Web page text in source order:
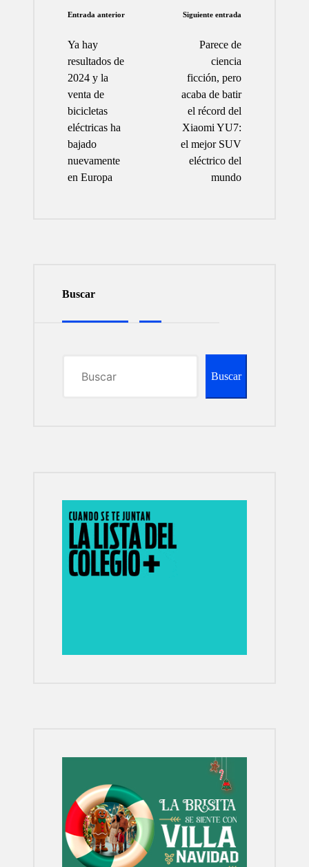
Navegación
de
entradas
Entrada anterior
Ya hay
resultados de
2024 y la
venta de
bicicletas
eléctricas ha
bajado
nuevamente
en Europa
Siguiente entrada
Parece de
ciencia
ficción, pero
acaba de batir
el récord del
Xiaomi YU7:
el mejor SUV
eléctrico del
mundo
Buscar
Buscar